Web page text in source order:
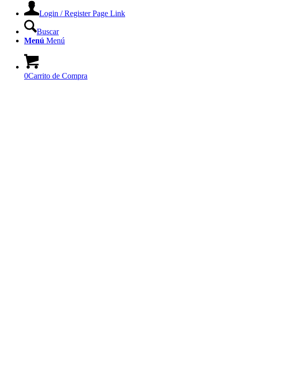
Login / Register Page Link
Buscar
Menú Menú
0Carrito de Compra